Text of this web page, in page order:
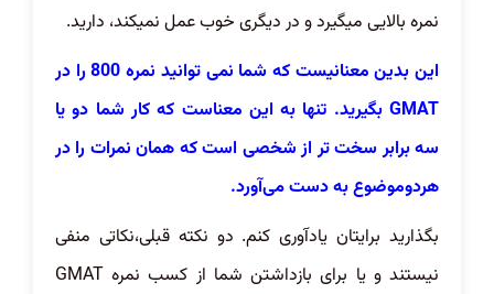
نمره بالایی میگیرد و در دیگری خوب عمل نمیکند، دارید.
این بدین معنانیست که شما نمی توانید نمره 800 را در
GMAT بگیرید. تنها به این معناست که کار شما دو یا
سه برابر سخت تر از شخصی است که همان نمرات را در
هردوموضوع به دست می‌آورد.
بگذارید برایتان یادآوری کنم. دو نکته قبلی،نکاتی منفی
نیستند و یا برای بازداشتن شما از کسب نمره GMAT